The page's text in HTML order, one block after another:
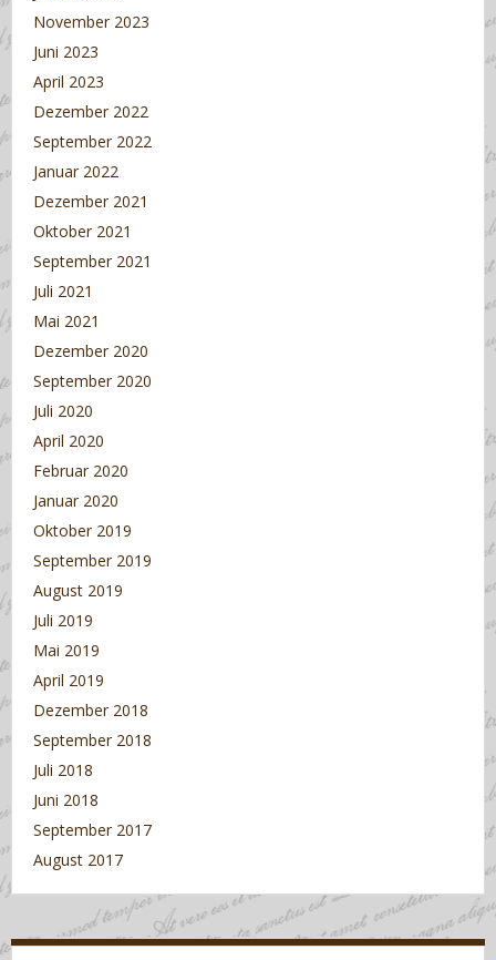
November 2023
Juni 2023
April 2023
Dezember 2022
September 2022
Januar 2022
Dezember 2021
Oktober 2021
September 2021
Juli 2021
Mai 2021
Dezember 2020
September 2020
Juli 2020
April 2020
Februar 2020
Januar 2020
Oktober 2019
September 2019
August 2019
Juli 2019
Mai 2019
April 2019
Dezember 2018
September 2018
Juli 2018
Juni 2018
September 2017
August 2017